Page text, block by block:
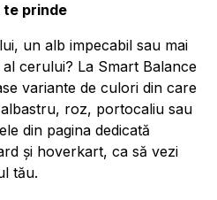
prinde
un alb impecabil sau mai
cerului? La Smart Balance
variante de culori din care
roz, portocaliu sau
din pagina dedicată
și hoverkart, ca să vezi
tău.